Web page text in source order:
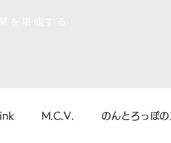
M.C.V. のんとろっぽ